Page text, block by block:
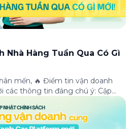
Nhà Hàng Tuần Qua Có Gì
mến, 🔥 Điểm tin vận doanh
các thông tin đáng chú ý: Cập
ứng dụng Green SM
mùa mưa, tổng hợp các
dẫn đang diễn ra. Hãy […]